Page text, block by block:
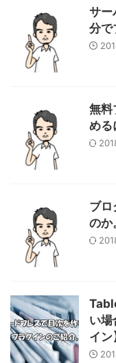
サー
分で
無料
める
ブロ
のか
い場
イン